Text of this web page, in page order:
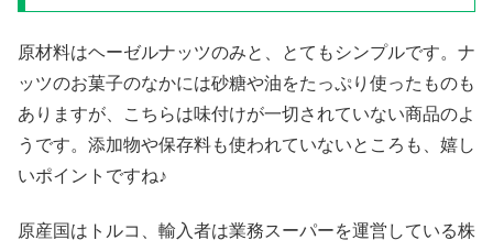
原材料はヘーゼルナッツのみと、とてもシンプルです。ナ
ッツのお菓子のなかには砂糖や油をたっぷり使ったものも
ありますが、こちらは味付けが一切されていない商品のよ
うです。添加物や保存料も使われていないところも、嬉し
いポイントですね♪
原産国はトルコ、輸入者は業務スーパーを運営している株